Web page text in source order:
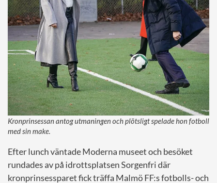
Kronprinsessan antog utmaningen och plötsligt spelade hon fotboll
med sin make.
Efter lunch väntade Moderna museet och besöket
rundades av på idrottsplatsen Sorgenfri där
kronprinsessparet fick träffa Malmö FF:s fotbolls- och